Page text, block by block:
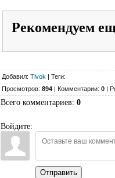
Рекомендуем
Добавил: Tivok | Теги:
Просмотров: 894 | Комментарии: 0 |
Всего комментариев: 0
Войдите:
Отправить